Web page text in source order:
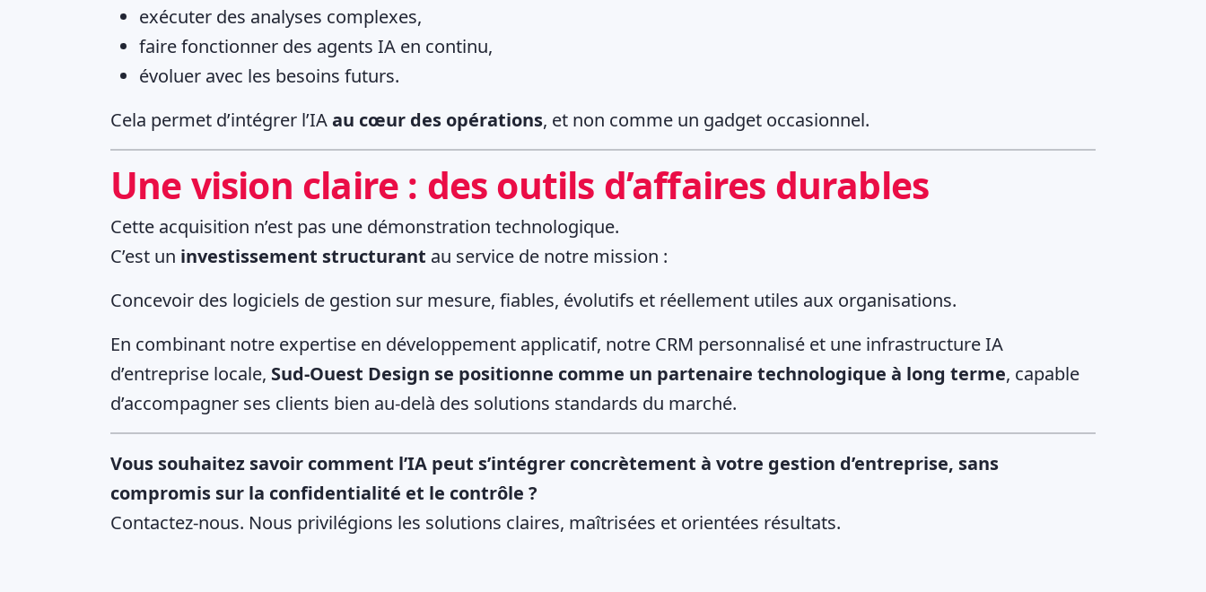
exécuter des analyses complexes,
faire fonctionner des agents IA en continu,
évoluer avec les besoins futurs.
Cela permet d’intégrer l’IAau cœur des opérations, et non comme un gadget occasionnel.
Une vision claire : des outils d’affaires durables
Cette acquisition n’est pas une démonstration technologique.
C’est un investissement structurant au service de notre mission :
Concevoir des logiciels de gestion sur mesure, fiables, évolutifs et réellement utiles aux organisations.
En combinant notre expertise en développement applicatif, notre CRM personnalisé et une infrastructure IA
d’entreprise locale, Sud-Ouest Design se positionne comme un partenaire technologique à long terme, capable
d’accompagner ses clients bien au-delà des solutions standards du marché.
Vous souhaitez savoir comment l’IA peut s’intégrer concrètement à votre gestion d’entreprise, sans
compromis sur la confidentialité et le contrôle ?
Contactez-nous. Nous privilégions les solutions claires, maîtrisées et orientées résultats.